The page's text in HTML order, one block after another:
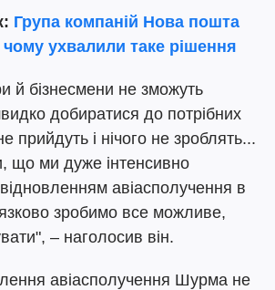
Група компаній Нова пошта
ухвалили таке рішення
й бізнесмени не зможуть
добиратися до потрібних
прийдуть і нічого не зроблять...
що ми дуже інтенсивно
авіасполучення в
зробимо все можливе,
– наголосив він.
авіасполучення Шурма не